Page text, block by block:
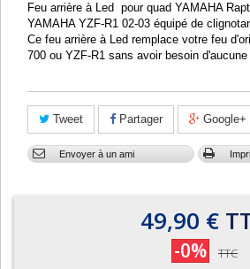
Feu arrière à Led pour quad YAMAHA
YAMAHA YZF-R1 02-03 équipé de
Ce feu arrière à Led remplace votre feu
700 ou YZF-R1 sans avoir besoin
Tweet Partager Google+
Envoyer à un ami
49,90 €
-0% TTC